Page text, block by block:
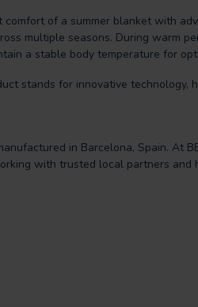
of a summer blanket with
multiple seasons. During warm
a stable body temperature for
stands for innovative technology,
in Barcelona, Spain. At
with trusted local partners and